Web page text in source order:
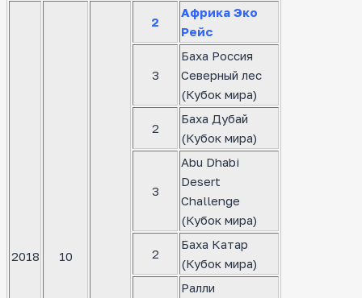
2018 10
2
Африка Эко
Рейс
3
Баха Россия
Северный лес
(Кубок мира)
2
Баха Дубай
(Кубок мира)
3
Abu Dhabi
Desert
Challenge
(Кубок мира)
2
Баха Катар
(Кубок мира)
Ралли